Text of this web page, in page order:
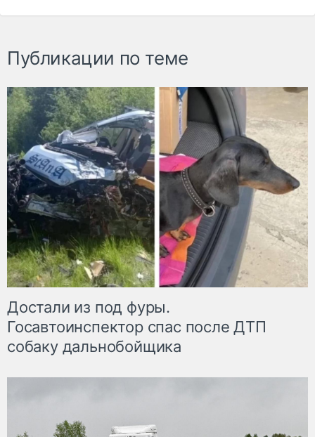
Публикации по теме
Достали из под фуры.
Госавтоинспектор спас после ДТП
собаку дальнобойщика